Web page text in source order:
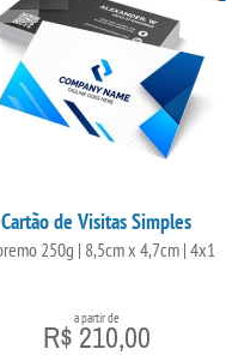
Cartão de Visitas Simples
250g | 8,5cm x 4,7cm | 4x1
a partir de
R$ 210,00